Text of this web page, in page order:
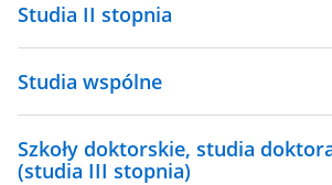
Studia II stopnia
Studia wspólne
Szkoły doktorskie, studia
(studia III stopnia)